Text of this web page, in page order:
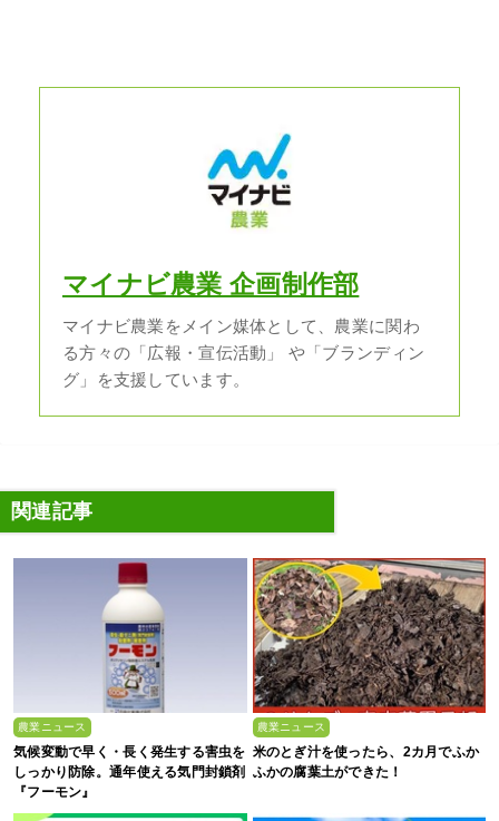
マイナビ農業 企画制作部
マイナビ農業をメイン媒体として、農業に関わ
る方々の「広報・宣伝活動」 や「ブランディン
グ」を支援しています。
関連記事
農業ニュース
気候変動で早く・長く発生する害虫を
しっかり防除。通年使える気門封鎖剤
『フーモン』
農業ニュース
米のとぎ汁を使ったら、2カ月でふか
ふかの腐葉土ができた！